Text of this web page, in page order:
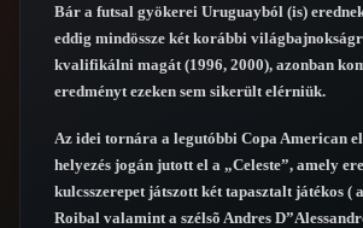
Bár a futsal gyökerei Uruguayból (is)
eddig mindössze két korábbi
kvalifikálni magát (1996, 2000), azonban
eredményt ezeken sem sikerült elérniük.
Az idei tornára a legutóbbi Copa American
helyezés jogán jutott el a „Celeste”, amely
kulcsszerepet játszott két tapasztalt játékos (
Roibal valamint a szélsõ Andres